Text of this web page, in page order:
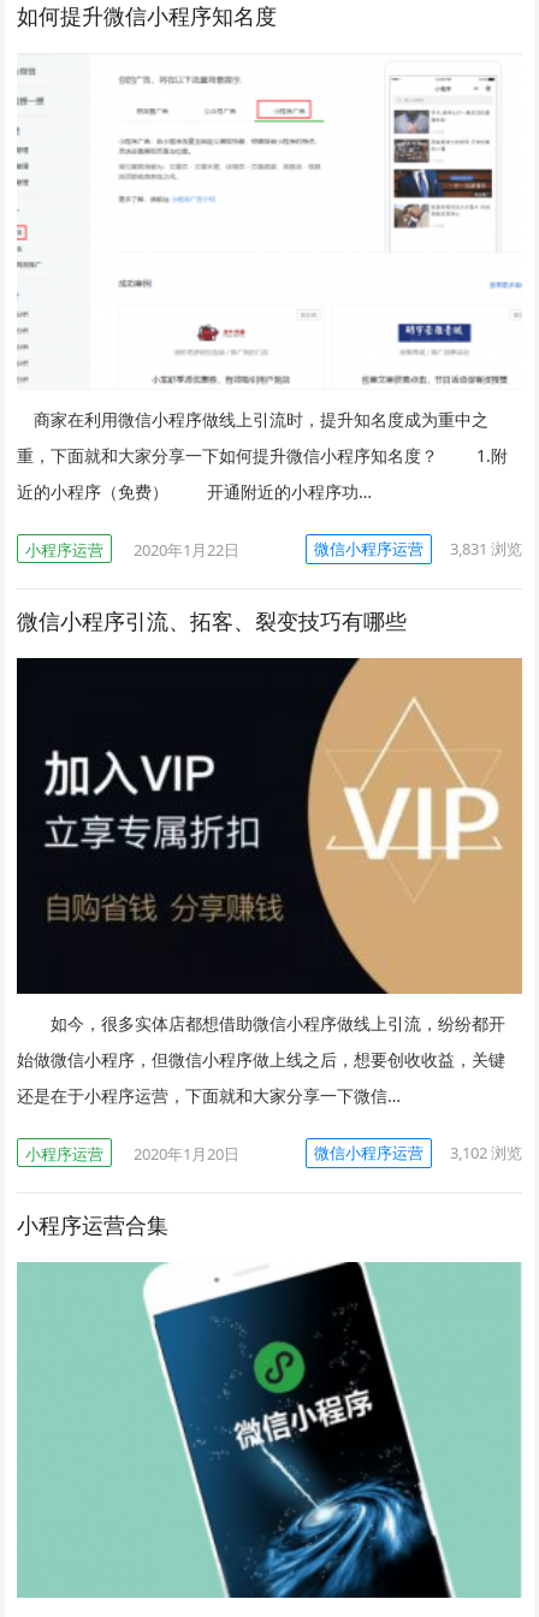
如何提升微信小程序知名度
商家在利用微信小程序做线上引流时，提升知名度成为重中之
重，下面就和大家分享一下如何提升微信小程序知名度？ 1.附
近的小程序（免费） 开通附近的小程序功…
小程序运营 2020年1月22日 微信小程序运营 3,831 浏览
微信小程序引流、拓客、裂变技巧有哪些
如今，很多实体店都想借助微信小程序做线上引流，纷纷都开
始做微信小程序，但微信小程序做上线之后，想要创收收益，关键
还是在于小程序运营，下面就和大家分享一下微信…
小程序运营 2020年1月20日 微信小程序运营 3,102浏览
小程序运营合集